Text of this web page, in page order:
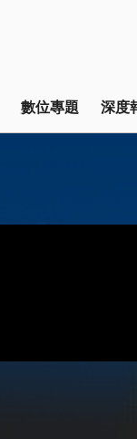
數位專題 深度